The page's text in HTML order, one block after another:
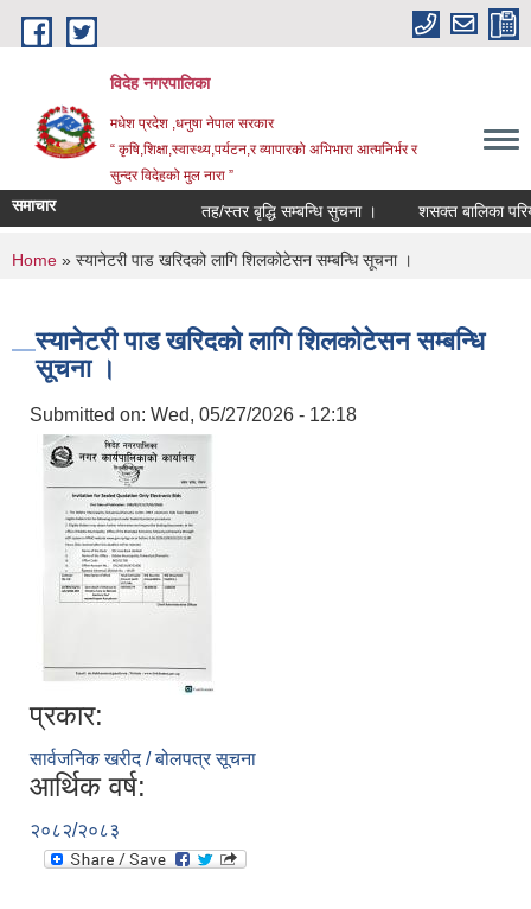
Skip to main content
विदेह नगरपालिका
मधेश प्रदेश ,धनुषा नेपाल सरकार
“ कृषि,शिक्षा,स्वास्थ्य,पर्यटन,र व्यापारको अभिभारा आत्मनिर्भर र
सुन्दर विदेहको मुल नारा ”
समाचार तह/स्तर बृद्धि सम्बन्धि सुचना । शसक्त बालिका
You are here
Home » स्यानेटरी पाड खरिदको लागि शिलकोटेसन सम्बन्धि सूचना ।
स्यानेटरी पाड खरिदको लागि शिलकोटेसन सम्बन्धि
सूचना ।
Submitted on: Wed, 05/27/2026 - 12:18
प्रकार:
सार्वजनिक खरीद / बोलपत्र सूचना
आर्थिक वर्ष:
२०८२/२०८३